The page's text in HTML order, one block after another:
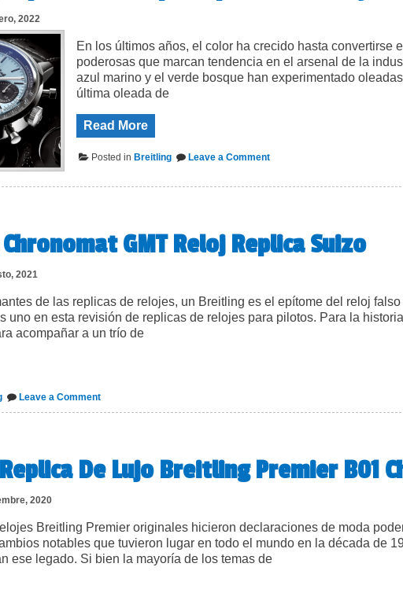
de
lujo
2022
En los últimos años, el color ha crecido hasta convertirse
poderosas que marcan tendencia en el arsenal de la
azul marino y el verde bosque han experimentado
última oleada de
Read More
Posted in Breitling Leave a Commenton
Time
Relojes
GMT Reloj Replica Suizo
2021
de las replicas de relojes, un Breitling es el epítome del reloj
uno en esta revisión de replicas de relojes para pilotos. Para la
acompañar a un trío de
Leave a Commenton
Chronomat
Suizo
De Lujo Breitling Premier B01
2020
Breitling Premier originales hicieron declaraciones de moda
notables que tuvieron lugar en todo el mundo en la década de
ese legado. Si bien la mayoría de los temas de